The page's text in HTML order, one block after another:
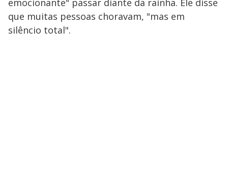
emocionante" passar diante da rainha. Ele disse
que muitas pessoas choravam, "mas em
silêncio total".